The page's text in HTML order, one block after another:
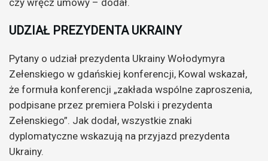
UDZIAŁ PREZYDENTA UKRAINY
Pytany o udział prezydenta Ukrainy Wołodymyra
Zełenskiego w gdańskiej konferencji, Kowal wskazał,
że formuła konferencji „zakłada wspólne zaproszenia,
podpisane przez premiera Polski i prezydenta
Zełenskiego”. Jak dodał, wszystkie znaki
dyplomatyczne wskazują na przyjazd prezydenta
Ukrainy.